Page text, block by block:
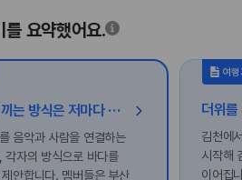
를 요약했어요.
[바다 Pick!] 끼는 방식은 저마다 달라도, 바다는 누구에게나 열려 있다
음악과 사람을 연결하는
각자의 방식으로 바다를
안합니다. 멤버들은 부산
여
김천에
시작해
이어집